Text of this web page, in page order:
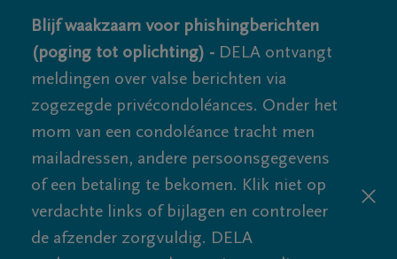
Blijf waakzaam voor phishingberichten
(poging tot oplichting) - DELA ontvangt
meldingen over valse berichten via
zogezegde privécondoléances. Onder het
mom van een condoléance tracht men
mailadressen, andere persoonsgegevens
of een betaling te bekomen. Klik niet op
verdachte links of bijlagen en controleer
de afzender zorgvuldig. DELA